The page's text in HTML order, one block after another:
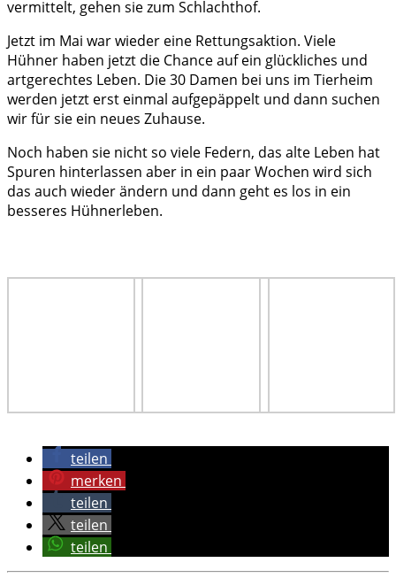
vermittelt, gehen sie zum Schlachthof.
Jetzt im Mai war wieder eine Rettungsaktion. Viele
Hühner haben jetzt die Chance auf ein glückliches und
artgerechtes Leben. Die 30 Damen bei uns im Tierheim
werden jetzt erst einmal aufgepäppelt und dann suchen
wir für sie ein neues Zuhause.
Noch haben sie nicht so viele Federn, das alte Leben hat
Spuren hinterlassen aber in ein paar Wochen wird sich
das auch wieder ändern und dann geht es los in ein
besseres Hühnerleben.
teilen
merken
teilen
teilen
teilen